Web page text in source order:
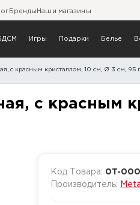
Бренды Наши магазины
Игры Подарки Белье
с красным кристаллом, 10 см, Ø 3 см, 95 г
с красным
Код Товара: 0T-
Производитель: